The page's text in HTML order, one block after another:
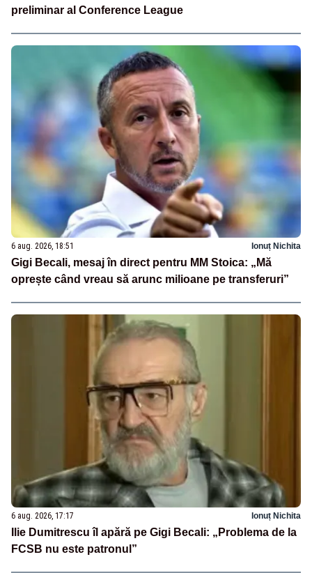
preliminar al Conference League
6 aug. 2026, 18:51 Ionuț Nichita
Gigi Becali, mesaj în direct pentru MM Stoica: „Mă
oprește când vreau să arunc milioane pe transferuri”
6 aug. 2026, 17:17 Ionuț Nichita
Ilie Dumitrescu îl apără pe Gigi Becali: „Problema de la
FCSB nu este patronul”